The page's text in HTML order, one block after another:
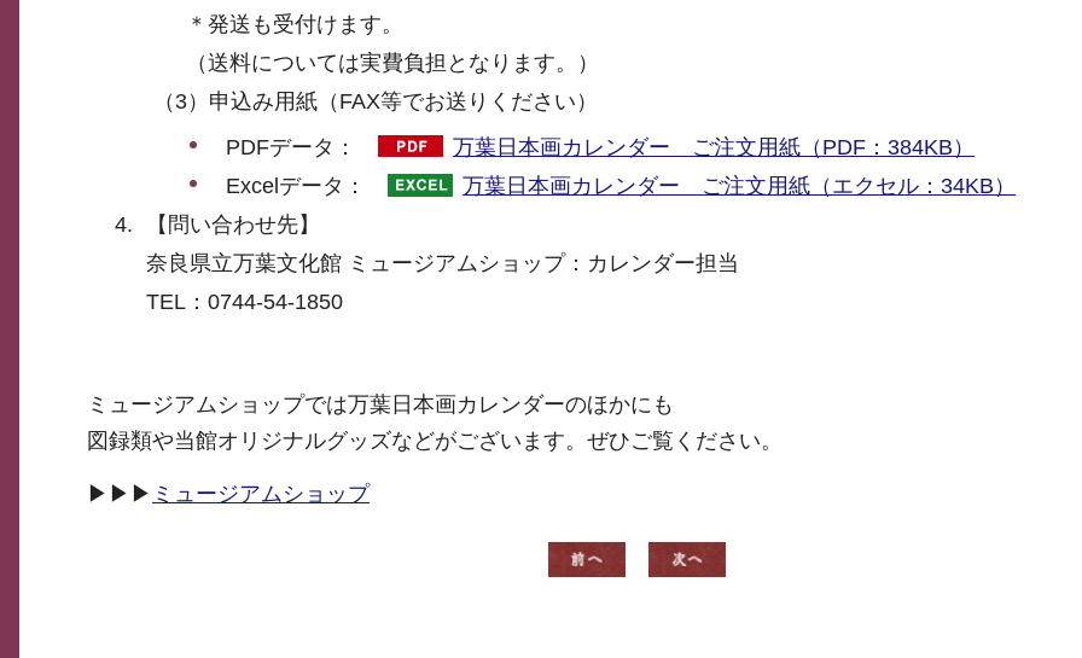
＊発送も受付けます。
（送料については実費負担となります。）
（3）申込み用紙（FAX等でお送りください）
PDFデータ：
万葉日本画カレンダー ご注文用紙（PDF：384KB）
Excelデータ：
万葉日本画カレンダー ご注文用紙（エクセル：34KB）
【問い合わせ先】
奈良県立万葉文化館 ミュージアムショップ：カレンダー担当
TEL：0744-54-1850
ミュージアムショップでは万葉日本画カレンダーのほかにも
図録類や当館オリジナルグッズなどがございます。ぜひご覧ください。
▶▶▶ ミュージアムショップ